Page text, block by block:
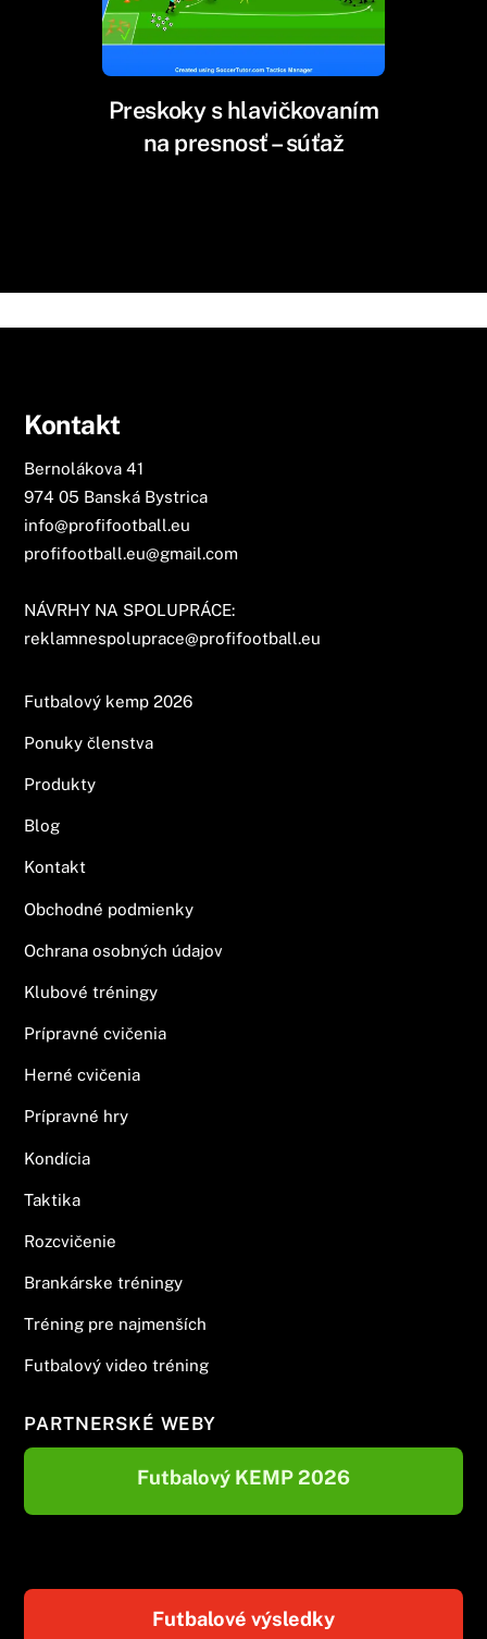
Preskoky s hlavičkovaním
na presnosť – súťaž
Kontakt
Bernolákova 41
974 05 Banská Bystrica
info@profifootball.eu
profifootball.eu@gmail.com
NÁVRHY NA SPOLUPRÁCE:
reklamnespoluprace@profifootball.eu
Futbalový kemp 2026
Ponuky členstva
Produkty
Blog
Kontakt
Obchodné podmienky
Ochrana osobných údajov
Klubové tréningy
Prípravné cvičenia
Herné cvičenia
Prípravné hry
Kondícia
Taktika
Rozcvičenie
Brankárske tréningy
Tréning pre najmenších
Futbalový video tréning
PARTNERSKÉ WEBY
Futbalový KEMP 2026
Futbalové výsledky